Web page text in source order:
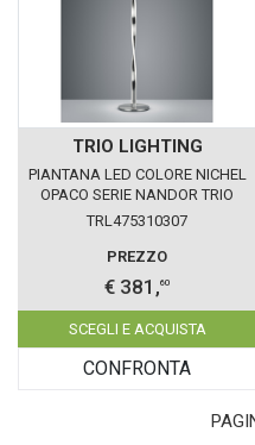
TRIO LIGHTING
PIANTANA LED COLORE NICHEL
OPACO SERIE NANDOR TRIO
LIGHTING 475310307
TRL475310307
PREZZO
€ 381,60
SCEGLI E ACQUISTA
CONFRONTA